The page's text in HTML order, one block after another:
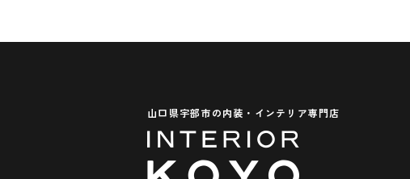
山口県宇部市の内装・インテリア専門店